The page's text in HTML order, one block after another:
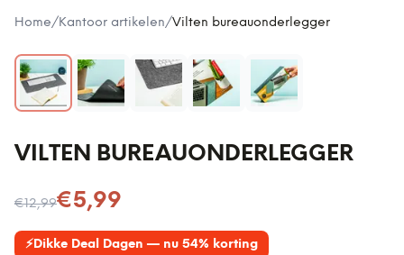
Home/Kantoor artikelen/Vilten bureauonderlegger
VILTEN BUREAUONDERLEGGER
€12,99
Nu voor
€5,99
⚡Dikke Deal Dagen — nu 54% korting